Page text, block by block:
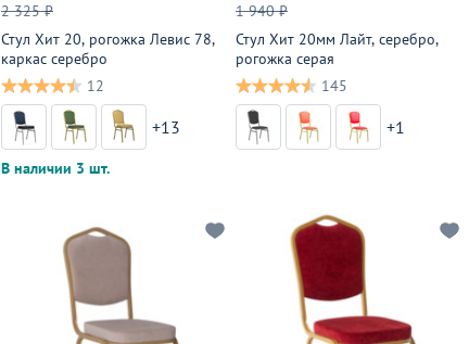
2 325 ₽
Стул Хит 20, рогожка Левис 78,
каркас серебро
12
+13
В наличии 3 шт.
1 940 ₽
Стул Хит 20мм Лайт, серебро,
рогожка серая
145
+1